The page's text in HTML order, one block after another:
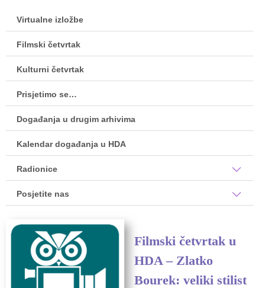
Virtualne izložbe
Filmski četvrtak
Kulturni četvrtak
Prisjetimo se…
Događanja u drugim arhivima
Kalendar događanja u HDA
Radionice
Posjetite nas
Filmski četvrtak u
HDA – Zlatko
Bourek: veliki stilist